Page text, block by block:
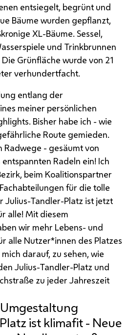
entsiegelt, begrünt und
Bäume wurden gepflanzt,
XL-Bäume. Sessel,
und Trinkbrunnen
Grünfläche wurde von 21
verhundertfacht.
entlang der
meiner persönlichen
Bisher habe ich - wie
Route gemieden.
- gesäumt von
Radeln ein! Ich
beim Koalitionspartner
für die tolle
Julius-Tandler-Platz ist jetzt
alle! Mit diesem
wir mehr Lebens- und
alle Nutzer*innen des Platzes
darauf, zu sehen, wie
Julius-Tandler-Platz und
zu jeder Jahreszeit